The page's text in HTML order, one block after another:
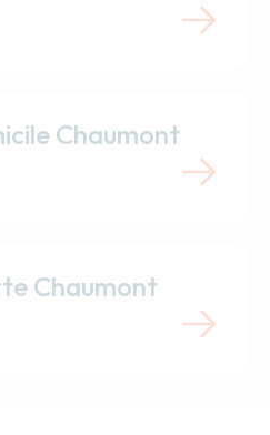
Chaumont
Chaumont